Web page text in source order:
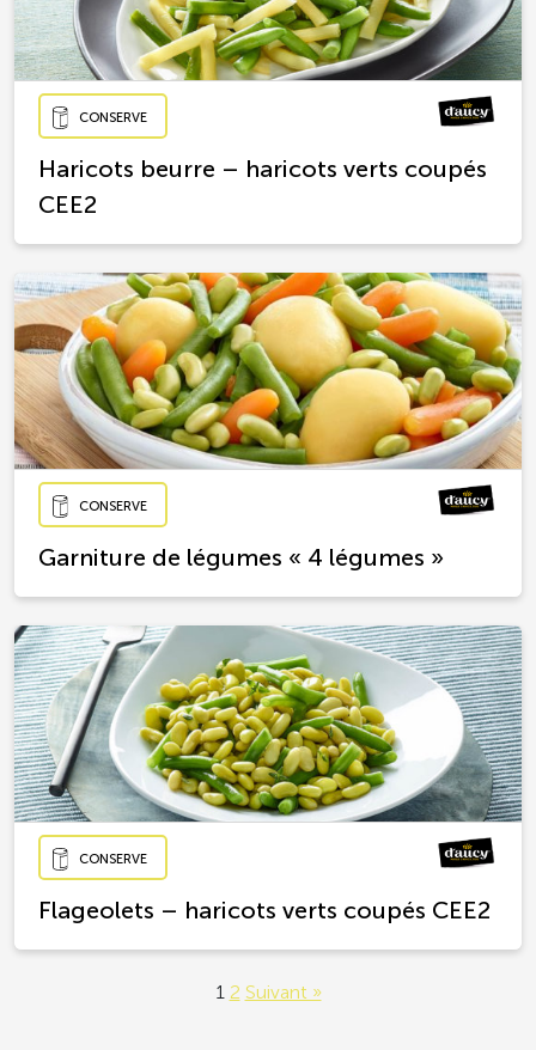
CONSERVE
Haricots beurre – haricots verts coupés
CEE2
CONSERVE
Garniture de légumes « 4 légumes »
CONSERVE
Flageolets – haricots verts coupés CEE2
1 2 Suivant »